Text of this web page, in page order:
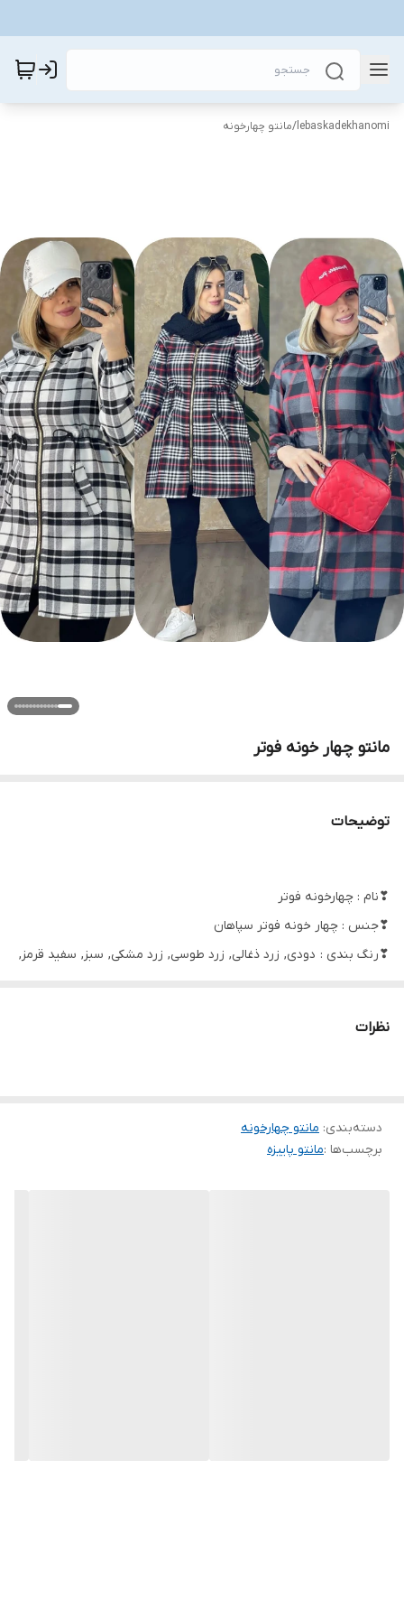
lebaskadekhanomi
/مانتو چهارخونه
مانتو چهار خونه فوتر
توضیحات
❣نام : چهارخونه فوتر
❣جنس : چهار خونه فوتر سپاهان
❣رنگ بندی : دودی, زرد ذغالی, زرد طوسی, زرد مشکی, سبز, سفید قرمز,
سایز ها : فری 36تا46
❌جیب نما
نظرات
دسته‌بندی: مانتو چهارخونه
برچسب‌ها :مانتو پاییزه